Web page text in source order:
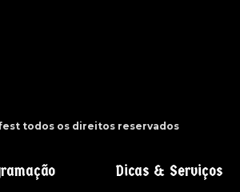
todos os direitos reservados
Dicas & Serviços